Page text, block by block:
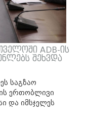
ADB-ის
შეხვდა
საგზაო
ერთობლივი
და იმსჯელეს